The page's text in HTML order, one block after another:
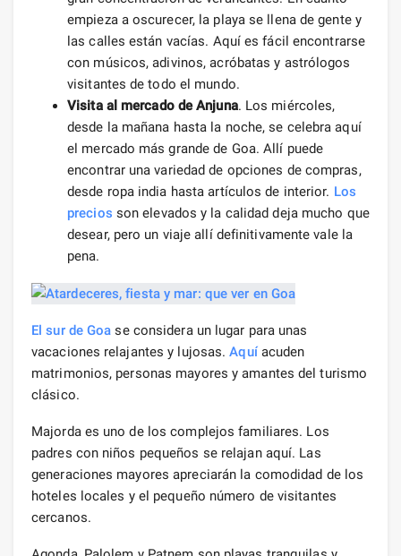
empieza a oscurecer, la playa se llena de gente y
las calles están vacías. Aquí es fácil encontrarse
con músicos, adivinos, acróbatas y astrólogos
visitantes de todo el mundo.
Visita al mercado de Anjuna. Los miércoles,
desde la mañana hasta la noche, se celebra aquí
el mercado más grande de Goa. Allí puede
encontrar una variedad de opciones de compras,
desde ropa india hasta artículos de interior. Los
precios son elevados y la calidad deja mucho que
desear, pero un viaje allí definitivamente vale la
pena.
El sur de Goa se considera un lugar para unas
vacaciones relajantes y lujosas.Aquíacuden
matrimonios, personas mayores y amantes del turismo
clásico.
Majorda es uno de los complejos familiares. Los
padres con niños pequeños se relajan aquí. Las
generaciones mayores apreciarán la comodidad de los
hoteles locales y el pequeño número de visitantes
cercanos.